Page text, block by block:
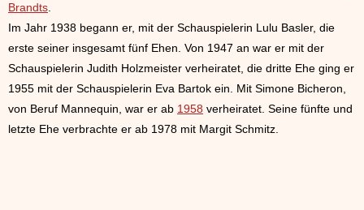
Brandts
Im Jahr 1938 begann er, mit der Schauspielerin Lulu Basler, die
erste seiner insgesamt fünf Ehen. Von 1947 an war er mit der
Schauspielerin Judith Holzmeister verheiratet, die dritte Ehe ging er
1955 mit der Schauspielerin Eva Bartok ein. Mit Simone Bicheron,
von Beruf Mannequin, war er ab 1958 verheiratet. Seine fünfte und
letzte Ehe verbrachte er ab 1978 mit Margit Schmitz.